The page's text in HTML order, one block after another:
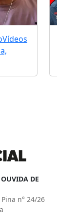
Vídeos
DE
n° 24/26